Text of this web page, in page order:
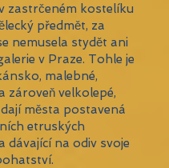
zastrčeném kostelíku
předmět, za
nemusela stydět ani
v Praze. Tohle je
malebné,
zároveň velkolepé,
města postavená
etruských
dávající na odiv svoje